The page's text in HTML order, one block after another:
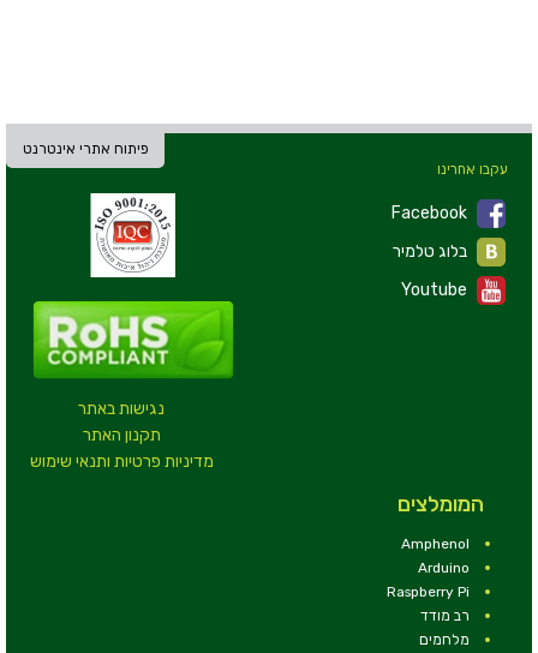
פיתוח אתרי אינטרנט
נגישות באתר
תקנון האתר
מדיניות פרטיות ותנאי שימוש
עקבו אחרינו
Facebook
Youtube
המומלצים
Amphenol
Arduino
Raspberry Pi
רב מודד
מלחמים